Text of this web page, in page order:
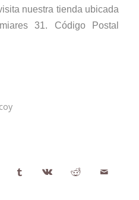
nuestra tienda ubicada
31. Código Postal